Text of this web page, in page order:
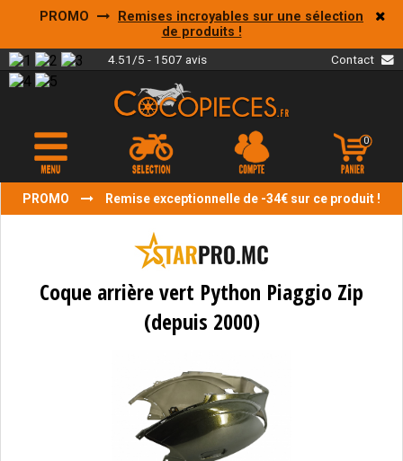
PROMO
Remises incroyables sur une sélection
de produits !
4.51/5 - 1507 avis Contact
0
PROMO Remise exceptionnelle de -34€ sur ce produit !
Coque arrière vert Python Piaggio Zip
(depuis 2000)